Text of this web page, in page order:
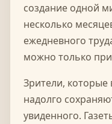
создание одной
несколько
ежедневного
можно только
Зрители, которые
надолго
увиденного.